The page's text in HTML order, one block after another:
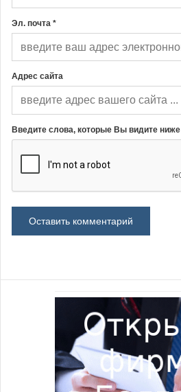
Эл. почта *
Адрес сайта
Введите слова, которые Вы видите ниже